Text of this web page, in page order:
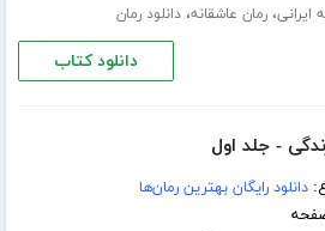
ایرانی،رمان عاشقانه،دانلود رمان
دانلود کتاب
- جلد اول
دانلود رایگان بهترین رمان‌ها